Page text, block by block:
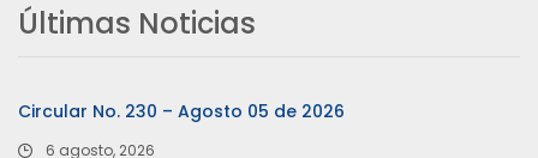
Últimas Noticias
Circular No. 230 – Agosto 05 de 2026
6 agosto, 2026